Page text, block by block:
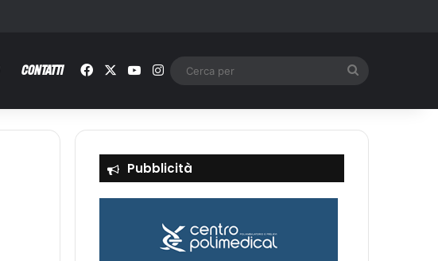
CONTATTI Facebook You TubeInstagram
Pubblicità